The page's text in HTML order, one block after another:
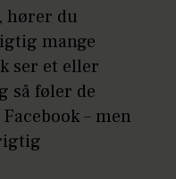
hører du
mange
ser et eller
så føler de
– men